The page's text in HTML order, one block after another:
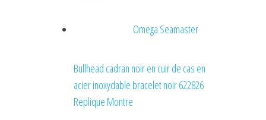
Omega Seamaster
Bullhead cadran noir en cuir de cas en
acier inoxydable bracelet noir 622826
Replique Montre